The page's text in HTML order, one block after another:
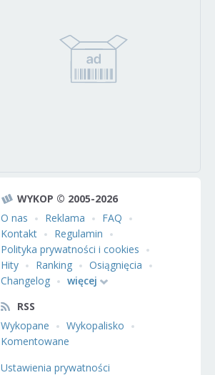
WYKOP © 2005-2026
O nas
Reklama
FAQ
Kontakt
Regulamin
Polityka prywatności i cookies
Hity
Ranking
Osiągnięcia
Changelog
więcej
RSS
Wykopane
Wykopalisko
Komentowane
Ustawienia prywatności